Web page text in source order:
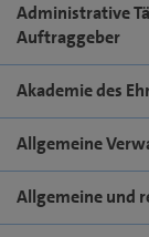
Administrative
Auftraggeber
Akademie des
Allgemeine
Allgemeine und